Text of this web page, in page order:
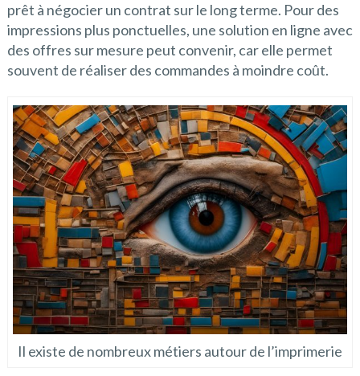
prêt à négocier un contrat sur le long terme. Pour des
impressions plus ponctuelles, une solution en ligne avec
des offres sur mesure peut convenir, car elle permet
souvent de réaliser des commandes à moindre coût.
Il existe de nombreux métiers autour de l’imprimerie